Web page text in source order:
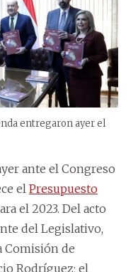
entregaron ayer el
ante el Congreso
el Presupuesto
el 2023. Del acto
del Legislativo,
Comisión de
Rodríguez; el